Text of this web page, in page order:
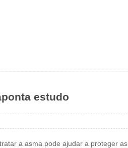
estudo
a asma pode ajudar a proteger as